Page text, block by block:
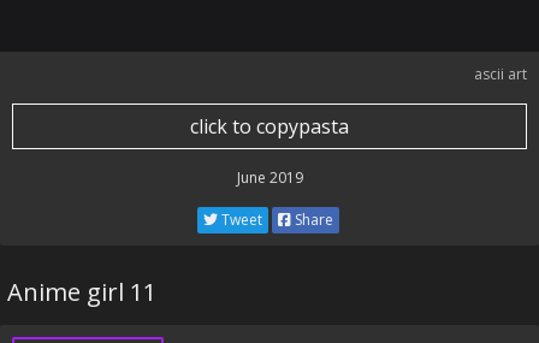
ascii art
click to copypasta
June 2019
Tweet Share
Anime girl 11